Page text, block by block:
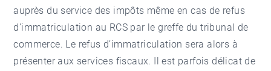
auprès du service des impôts même en cas de refus
d’immatriculation au RCS par le greffe du tribunal de
commerce. Le refus d’immatriculation sera alors à
présenter aux services fiscaux. Il est parfois délicat de